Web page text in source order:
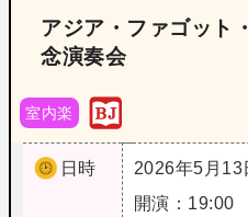
アジア・ファゴット
念演奏会
室内楽
日時
2026年5月13
開演：19:00